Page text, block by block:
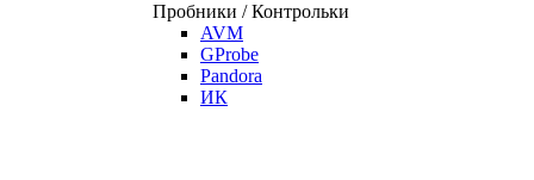
Пробники / Контрольки
AVM
GProbe
Pandora
ИК